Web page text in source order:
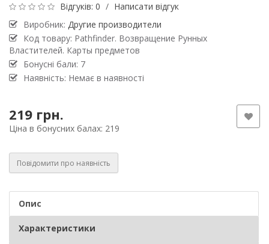
Відгуків: 0 / Написати відгук
Виробник: Другие производители
Код товару: Pathfinder. Возвращение Рунных
Властителей. Карты предметов
Бонусні бали: 7
Наявність: Немає в наявності
219 грн.
Ціна в бонусних балах: 219
Повідомити про наявність
Опис
Характеристики